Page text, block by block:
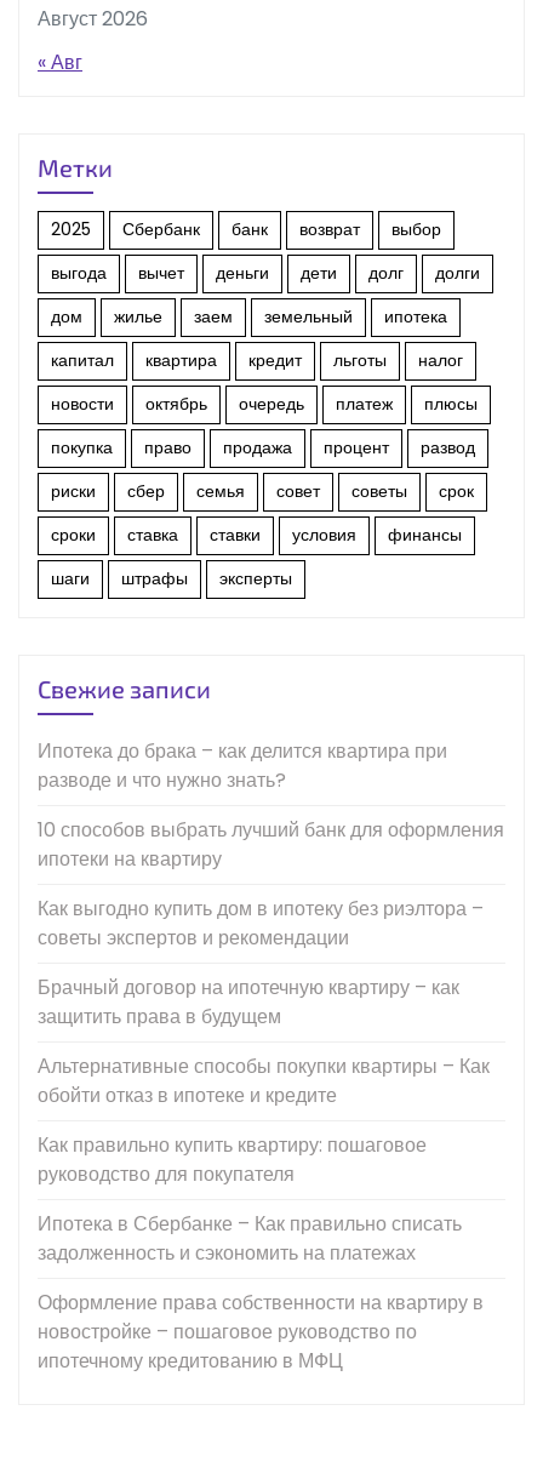
Август 2026
« Авг
Метки
2025 Сбербанк банк возврат
выбор
выгода
вычет деньги дети долг
долги
дом
жилье заем земельный
ипотека
капитал
квартира кредит льготы
налог
новости
октябрь очередь платеж
плюсы
покупка
право продажа процент
развод
риски
сбер семья совет советы
срок
сроки
ставка ставки условия
финансы
шаги
штрафы эксперты
Свежие записи
Ипотека до брака – как делится квартира при
разводе и что нужно знать?
10 способов выбрать лучший банк для оформления
ипотеки на квартиру
Как выгодно купить дом в ипотеку без риэлтора –
советы экспертов и рекомендации
Брачный договор на ипотечную квартиру – как
защитить права в будущем
Альтернативные способы покупки квартиры – Как
обойти отказ в ипотеке и кредите
Как правильно купить квартиру: пошаговое
руководство для покупателя
Ипотека в Сбербанке – Как правильно списать
задолженность и сэкономить на платежах
Оформление права собственности на квартиру в
новостройке – пошаговое руководство по
ипотечному кредитованию в МФЦ